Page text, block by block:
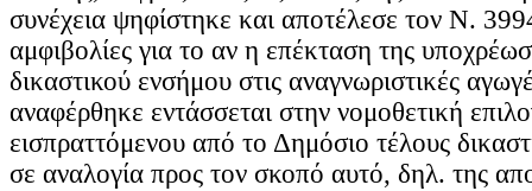
συνέχεια ψηφίστηκε και αποτέλεσε τον Ν.
αμφιβολίες για το αν η επέκταση της
δικαστικού ενσήμου στις αναγνωριστικές
αναφέρθηκε εντάσσεται στην νομοθετική
εισπραττόμενου από το Δημόσιο τέλους
σε αναλογία προς τον σκοπό αυτό, δηλ. της